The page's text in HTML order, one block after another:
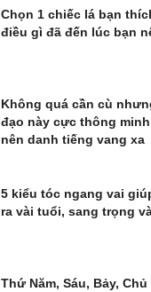
Chọn 1 chiếc lá bạn
điều gì đã đến lúc bạn
Không quá cần cù
đạo này cực thông
nên danh tiếng vang xa
5 kiểu tóc ngang vai
ra vài tuổi, sang trọng
Thứ Năm, Sáu, Bảy,